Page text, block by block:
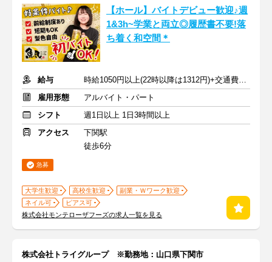
【ホール】バイトデビュー歓迎♪週
1&3h~学業と両立◎履歴書不要!落
ち着く和空間＊
給与
時給1050円以上(22時以降は1312円)+交通費規定内支給
雇用形態
アルバイト・パート
シフト
週1日以上 1日3時間以上
アクセス
下関駅
徒歩6分
急募
大学生歓迎 高校生歓迎
副業・Ｗワーク歓迎
ネイル可
ピアス可
株式会社モンテローザフーズの求人一覧を見る
株式会社トライグループ ※勤務地：山口県下関市